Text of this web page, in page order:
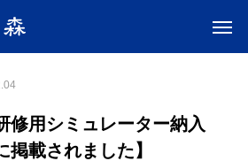
用シミュレーター納入
掲載されました】